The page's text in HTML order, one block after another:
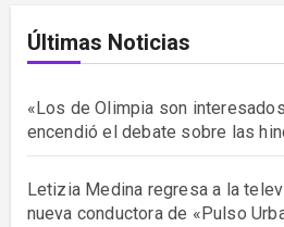
Últimas Noticias
«Los de Olimpia son
encendió el debate sobre las
Letizia Medina regresa a la
nueva conductora de «Pulso